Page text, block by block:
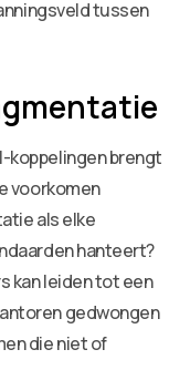
tussen
koppelingen brengt
voorkomen
als elke
hanteert?
kan leiden tot een
gedwongen
die niet of